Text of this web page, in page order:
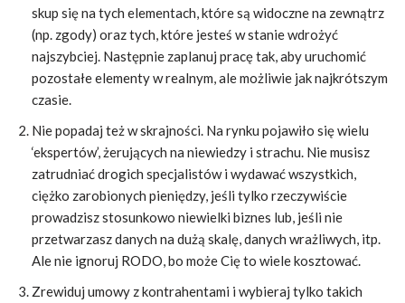
skup się na tych elementach, które są widoczne na zewnątrz
(np. zgody) oraz tych, które jesteś w stanie wdrożyć
najszybciej. Następnie zaplanuj pracę tak, aby uruchomić
pozostałe elementy w realnym, ale możliwie jak najkrótszym
czasie.
Nie popadaj też w skrajności. Na rynku pojawiło się wielu
‘ekspertów’, żerujących na niewiedzy i strachu. Nie musisz
zatrudniać drogich specjalistów i wydawać wszystkich,
ciężko zarobionych pieniędzy, jeśli tylko rzeczywiście
prowadzisz stosunkowo niewielki biznes lub, jeśli nie
przetwarzasz danych na dużą skalę, danych wrażliwych, itp.
Ale nie ignoruj RODO, bo może Cię to wiele kosztować.
Zrewiduj umowy z kontrahentami i wybieraj tylko takich